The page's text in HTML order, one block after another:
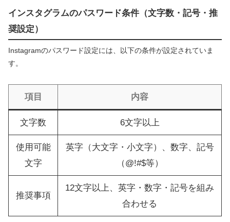
インスタグラムのパスワード条件（文字数・記号・推
奨設定）
Instagramのパスワード設定には、以下の条件が設定されていま
す。
項目 内容
文字数 6文字以上
使用可能
文字
英字（大文字・小文字）、数字、記号
（@!#$等）
推奨事項
12文字以上、英字・数字・記号を組み
合わせる